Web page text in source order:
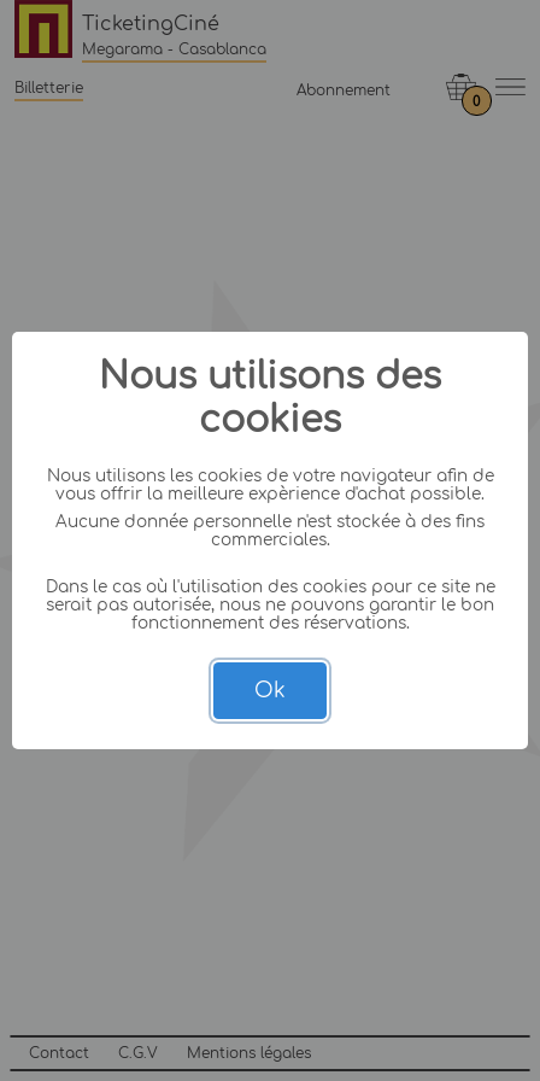
TicketingCiné
Megarama - Casablanca
Billetterie Abonnement
0
Contact C.G.V Mentions légales
Nous utilisons des
cookies
Nous utilisons les cookies de votre navigateur afin de
vous offrir la meilleure expèrience d'achat possible.
Aucune donnée personnelle n'est stockée à des fins
commerciales.
Dans le cas où l'utilisation des cookies pour ce site ne
serait pas autorisée, nous ne pouvons garantir le bon
fonctionnement des réservations.
Ok